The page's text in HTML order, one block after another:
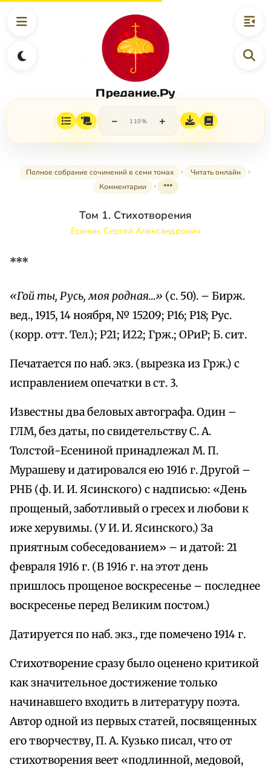
Предание.Ру
− 110% +
Полное собрание сочинений в семи томах
Читать онлайн
Комментарии
***
Том 1. Стихотворения
Есенин, Сергей Александрович
***
«Гой ты, Русь, моя родная…» (с. 50). – Бирж.
вед., 1915, 14 ноября, № 15209; Р16; Р18; Рус.
(корр. отт. Тел.); Р21; И22; Грж.; ОРиР; Б. сит.
Печатается по наб. экз. (вырезка из Грж.) с
исправлением опечатки в ст. 3.
Известны два беловых автографа. Один –
ГЛМ, без даты, по свидетельству С. А.
Толстой-Есениной принадлежал М. П.
Мурашеву и датировался ею 1916 г. Другой –
РНБ (ф. И. И. Ясинского) с надписью: «День
прощеный, заботливый о гресех и любови к
иже херувимы. (У И. И. Ясинского.) За
приятным собеседованием» – и датой: 21
февраля 1916 г. (В 1916 г. на этот день
пришлось прощеное воскресенье – последнее
воскресенье перед Великим постом.)
Датируется по наб. экз., где помечено 1914 г.
Стихотворение сразу было оценено критикой
как значительное достижение только
начинавшего входить в литературу поэта.
Автор одной из первых статей, посвященных
его творчеству, П. А. Кузько писал, что от
стихотворения веет «подлинной, медовой,